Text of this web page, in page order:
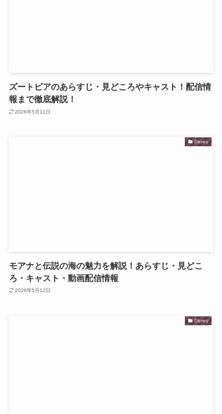
ズートピアのあらすじ・見どころやキャスト！配信情
報まで徹底解説！
2026年5月11日
Disney
モアナと伝説の海の魅力を解説！あらすじ・見どこ
ろ・キャスト・動画配信情報
2026年5月12日
Disney